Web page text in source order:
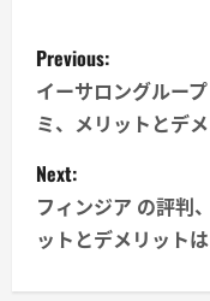
P
o
s
t
n
Previous:
イーサロングルー
ミ、メリットとデ
Next:
フィンジア の評判
ットとデメリット